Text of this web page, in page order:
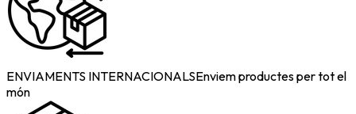
ENVIAMENTS INTERNACIONALSEnviem productes per tot el
món